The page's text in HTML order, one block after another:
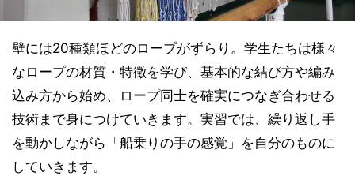
壁には20種類ほどのロープがずらり。学生たちは様々
なロープの材質・特徴を学び、基本的な結び方や編み
込み方から始め、ロープ同士を確実につなぎ合わせる
技術まで身につけていきます。実習では、繰り返し手
を動かしながら「船乗りの手の感覚」を自分のものに
していきます。